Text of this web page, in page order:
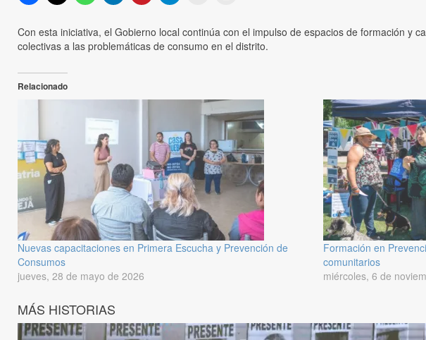
Con esta iniciativa, el Gobierno local continúa con el impulso de espacios de formación y
colectivas a las problemáticas de consumo en el distrito.
Relacionado
Nuevas capacitaciones en Primera Escucha y Prevención de
Consumos
jueves, 28 de mayo de 2026
Formación en
comunitarios
miércoles, 6 de
MÁS HISTORIAS